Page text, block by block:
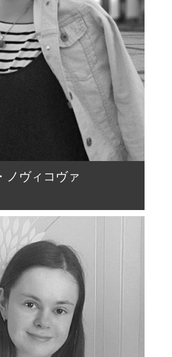
ノヴィコヴァ